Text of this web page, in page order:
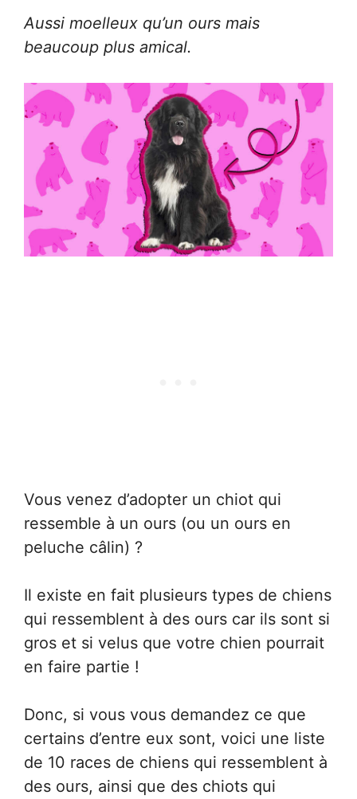
Aussi moelleux qu’un ours mais
beaucoup plus amical.
Vous venez d’adopter un chiot qui
ressemble à un ours (ou un ours en
peluche câlin) ?
Il existe en fait plusieurs types de chiens
qui ressemblent à des ours car ils sont si
gros et si velus que votre chien pourrait
en faire partie !
Donc, si vous vous demandez ce que
certains d’entre eux sont, voici une liste
de 10 races de chiens qui ressemblent à
des ours, ainsi que des chiots qui